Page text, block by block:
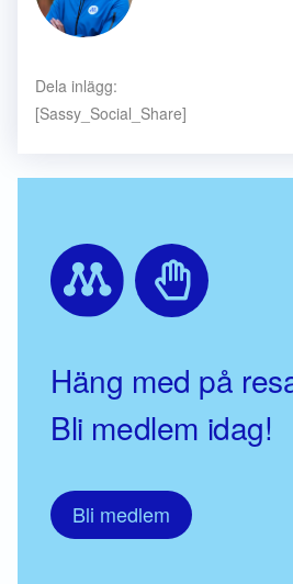
Dela inlägg:
[Sassy_Social_Share]
Häng med på
Bli medlem idag!
Bli medlem